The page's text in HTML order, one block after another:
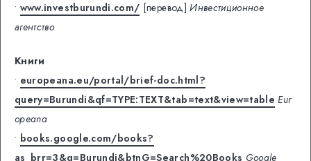
• www.investburundi.com/ [перевод] Инвестиционное
агентство
Книги
• europeana.eu/portal/brief-doc.html?
query=Burundi&qf=TYPE:TEXT&tab=text&view=table Eur
opeana
• books.google.com/books?
as_brr=3&q=Burundi&btnG=Search%20Books Google